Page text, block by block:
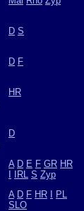
D S
D F
HR
D
A D E F GR HR
IRL S Zyp
A D F HR
PL
SLO